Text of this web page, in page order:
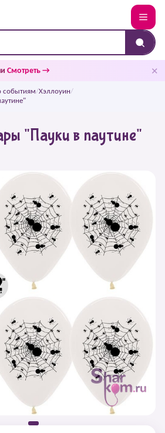
Смотреть → ✕
/Хэллоуин/
"Пауки в паутине"